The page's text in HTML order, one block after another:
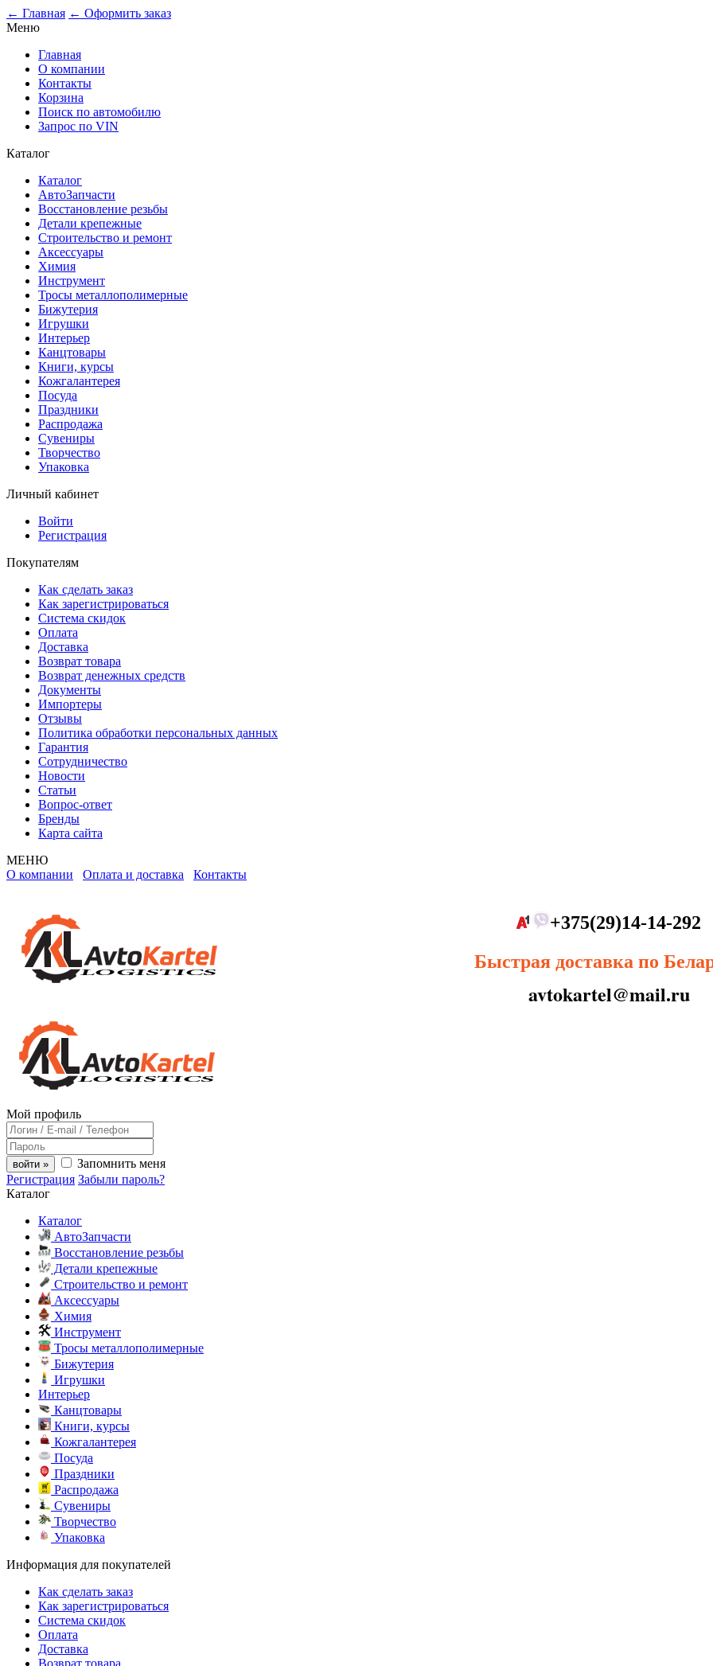
← Главная ← Оформить заказ
Меню
Главная
О компании
Контакты
Корзина
Поиск по автомобилю
Запрос по VIN
Каталог
Каталог
АвтоЗапчасти
Восстановление резьбы
Детали крепежные
Строительство и ремонт
Аксессуары
Химия
Инструмент
Тросы металлополимерные
Бижутерия
Игрушки
Интерьер
Канцтовары
Книги, курсы
Кожгалантерея
Посуда
Праздники
Распродажа
Сувениры
Творчество
Упаковка
Личный кабинет
Войти
Регистрация
Покупателям
Как сделать заказ
Как зарегистрироваться
Система скидок
Оплата
Доставка
Возврат товара
Возврат денежных средств
Документы
Импортеры
Отзывы
Политика обработки персональных данных
Гарантия
Сотрудничество
Новости
Статьи
Вопрос-ответ
Бренды
Карта сайта
МЕНЮ
О компании
Оплата и доставка Контакты
+375(29)14-14-292
Быстрая доставка по
avtokartel@mail.ru
Мой профиль
войти »
Запомнить меня
Регистрация Забыли пароль?
Каталог
Каталог
АвтоЗапчасти
Восстановление резьбы
Детали крепежные
Строительство и ремонт
Аксессуары
Химия
Инструмент
Тросы металлополимерные
Бижутерия
Игрушки
Интерьер
Канцтовары
Книги, курсы
Кожгалантерея
Посуда
Праздники
Распродажа
Сувениры
Творчество
Упаковка
Информация для покупателей
Как сделать заказ
Как зарегистрироваться
Система скидок
Оплата
Доставка
Возврат товара